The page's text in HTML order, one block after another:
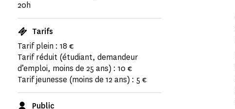
20h
Tarifs
Tarif plein : 18 €
Tarif réduit (étudiant, demandeur
d’emploi, moins de 25 ans) : 10 €
Tarif jeunesse (moins de 12 ans) : 5 €
Public